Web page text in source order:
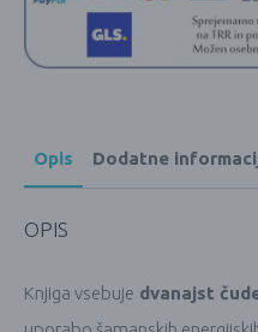
Opis Dodatne
OPIS
Knjiga vsebuje dvanajst